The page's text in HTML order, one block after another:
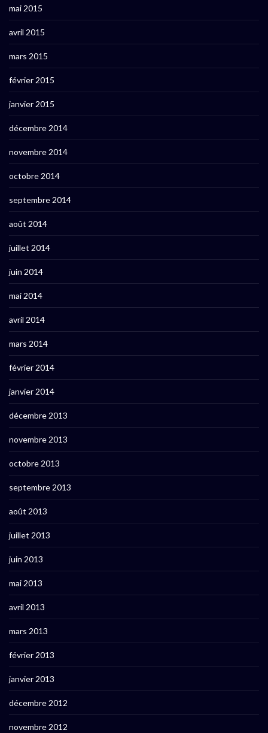
mai 2015
avril 2015
mars 2015
février 2015
janvier 2015
décembre 2014
novembre 2014
octobre 2014
septembre 2014
août 2014
juillet 2014
juin 2014
mai 2014
avril 2014
mars 2014
février 2014
janvier 2014
décembre 2013
novembre 2013
octobre 2013
septembre 2013
août 2013
juillet 2013
juin 2013
mai 2013
avril 2013
mars 2013
février 2013
janvier 2013
décembre 2012
novembre 2012